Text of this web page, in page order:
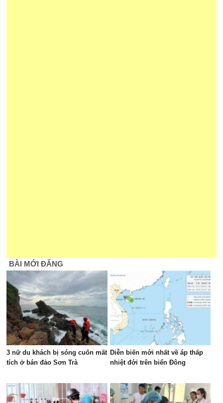
BÀI MỚI ĐĂNG
3 nữ du khách bị sóng cuốn mất
tích ở bán đảo Sơn Trà
Diễn biến mới nhất về áp thấp
nhiệt đới trên biển Đông